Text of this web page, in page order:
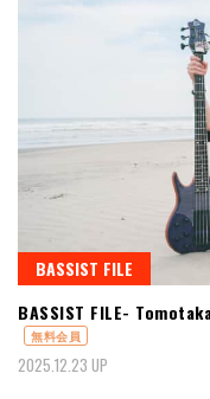
BASSIST FILE
BASSIST FILE-
無料会員
2025.12.23 UP